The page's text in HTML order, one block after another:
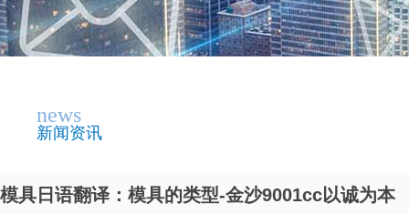
news
新闻资讯
模具日语翻译：模具的类型-金沙9001cc以诚为本